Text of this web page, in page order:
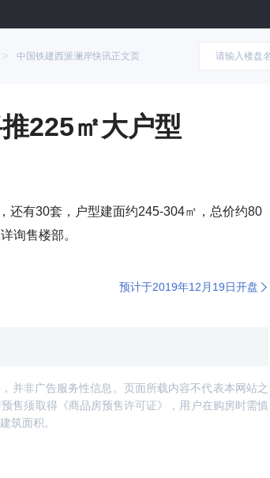
> 中国铁建西派澜岸快讯正文页
225㎡大户型
还有30套，户型建面约245-304㎡，总价约80
询售楼部。
预计于2019年12月19日开盘
并非广告服务性信息。页面所载内容不代表本网站之
售须取得《商品房预售许可证》，用户在购房时需慎
筑面积。